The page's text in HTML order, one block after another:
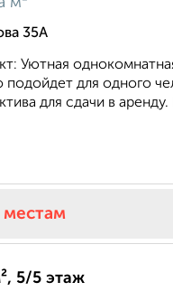
35А
Уютная
подойдет для одного
для сдачи в
местам
5/5 этаж